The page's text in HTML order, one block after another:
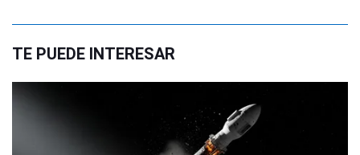
TE PUEDE INTERESAR